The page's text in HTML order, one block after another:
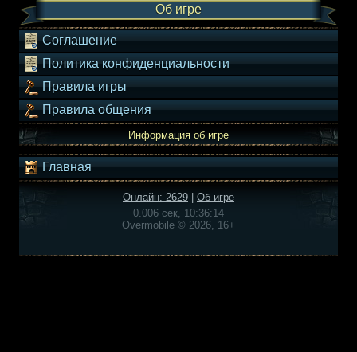
Об игре
Соглашение
Политика конфиденциальности
Правила игры
Правила общения
Информация об игре
Главная
Онлайн: 2629
Об игре
0.006 сек, 10:36:14
Overmobile © 2026, 16+